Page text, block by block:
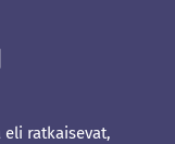
ratkaisevat,